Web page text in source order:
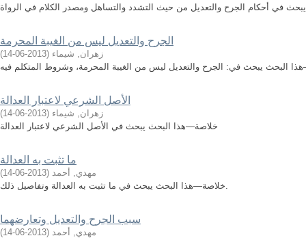
في أحكام الجرح والتعديل من حيث التشدد والتساهل ومصدر الكلام في الرواة
الجرح والتعديل ليس من الغيبة المحرمة
زهران, شيماء (
2013-06-14
)
الأصل الشرعي لاعتبار العدالة
زهران, شيماء (
2013-06-14
)
خلاصة—هذا البحث يبحث في الأصل الشرعي لاعتبار العدالة
ما تثبت به العدالة
مهدي, أحمد (
2013-06-14
)
خلاصة—هذا البحث يبحث في ما تثبت به العدالة وتفاصيل ذلك.
سبب الجرح والتعديل وتعارضهما
مهدي, أحمد (
2013-06-14
)